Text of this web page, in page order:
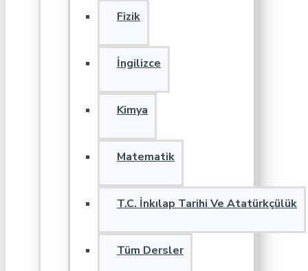
Fizik
İngilizce
Kimya
Matematik
T.C. İnkılap Tarihi Ve Atatürkçülük
Tüm Dersler